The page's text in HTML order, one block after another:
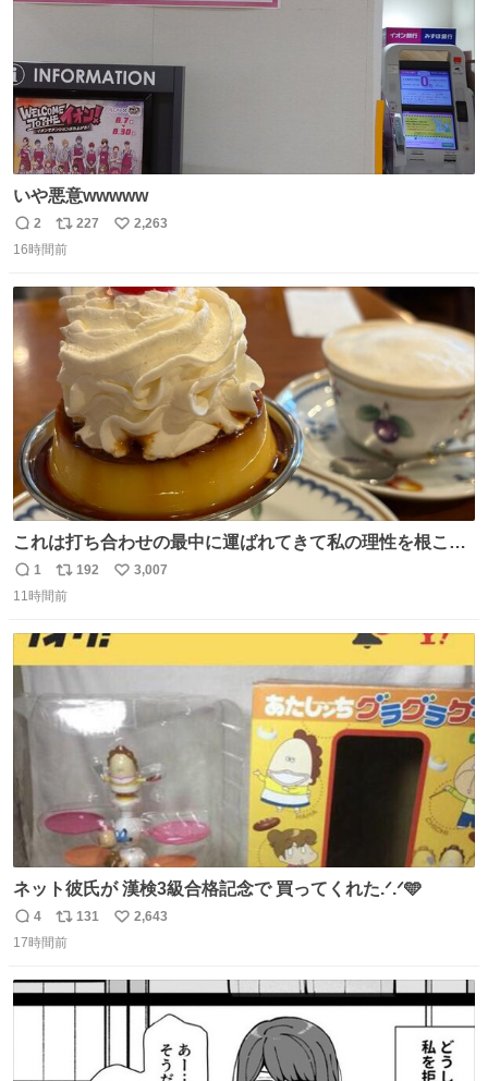
いや悪意wwwww
返
信
2
リ
ポ
ト
数
227
い
数
2,263
16時間前
これは打ち合わせの最中に運ばれてきて私の理性を根こそ
ぎ奪い去ったプリンの写真です。
返
信
1
リ
ポ
ト
数
192
い
3,007
11時間前
ネット彼氏が 漢検3級合格記念で 買ってくれた.ᐟ.ᐟ🩵
返
信
4
リ
ポ
ト
131
い
数
2,643
17時間前